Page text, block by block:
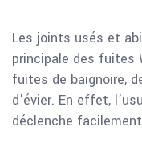
Les joints usés et
principale des fuites
fuites de baignoire,
d’évier. En effet,
déclenche